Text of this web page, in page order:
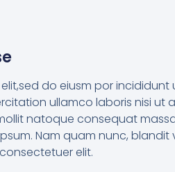
do eiusm por
ullamco laboris nisi ut
natoque consequat
Nam quam nunc, blandit
elit.